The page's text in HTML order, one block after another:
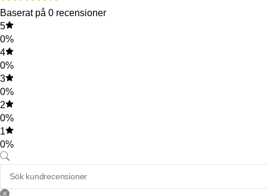
Baserat på 0 recensioner
5
0%
4
0%
3
0%
2
0%
1
0%